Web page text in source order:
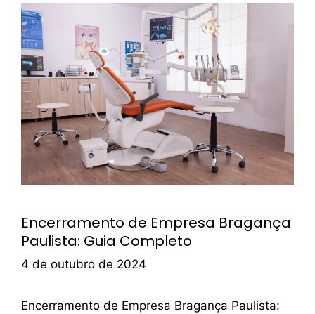
Encerramento de Empresa Bragança
Paulista: Guia Completo
4 de outubro de 2024
Encerramento de Empresa Bragança Paulista: